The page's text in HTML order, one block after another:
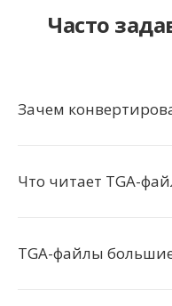
Часто
Зачем
Что читает TGA-
TGA-файлы